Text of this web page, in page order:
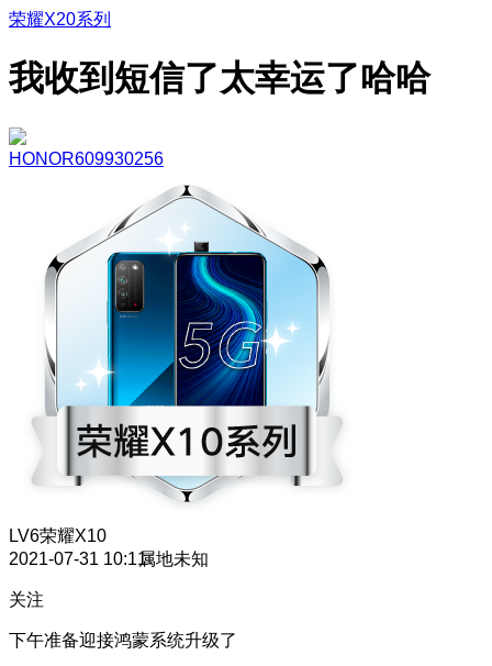
荣耀X20系列
我收到短信了太幸运了哈哈
HONOR609930256
LV6荣耀X10
2021-07-31 10:11属地未知
关注
下午准备迎接鸿蒙系统升级了